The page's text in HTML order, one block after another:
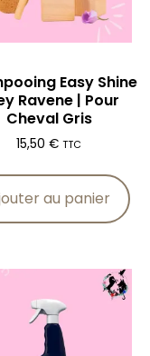
Easy Shine
Ravene | Pour
Cheval Gris
15,50 € TTC
au panier